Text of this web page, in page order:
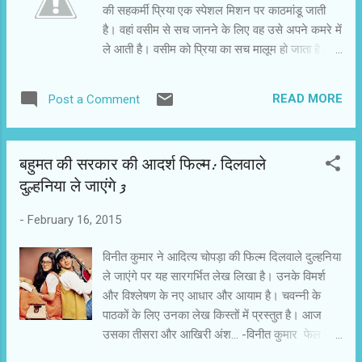
उससे मुझ पर पड़े असर के न जाने कितने पन्ने फड़फडाने
लगे। महबूब सी आमद- कनखियों से इधर-उधर देखता,
छुपते-छुपाते, सहमते हुए डरते...
की सहकर्मी प्रिया एक स्पेशल मिशन पर काठमांडू जाती
है। वहां वसीम से सच जानने के लिए वह उसे अपने कमरे में
ले आती है। वसीम को प्रिया का सच मालूम हो जाता है।
करती है। हिंदी फिल्मों में ऐसा कम होता है। ज्यादातर
फिल्मों में स्त्री पात्र पुरुषों के हाथों बचायी जाती हैं। तापसी
सीन करते समय यह खयाल आया था कि इसे ऐसी सराहना
मिलेगी? 0 यह उम्मीद तो थी कि सराहना मिलेगी। फिल्म में
पर लोग तालियां और सीटियां मारेंगे। टिप्पणियां करेंगे। यह
कोई इशारा किया था कि सीन का जबरदस्त इंपैक्ट होगा? 0
नीरज पाण्डेय अधिक बात करने में विश्वास नहीं करते।
उन्होंने यही कहा था कि रियल लगना चाहिए। दर्शकों को
यकीन हो कि लडक़ी ने खुद से...
Post a Comment READ MORE
बहुमत की सरकार की आदर्श फिल्म: दिलवाले
दुल्हनिया ले जाएंगे 3
- February 16, 2015
विनीत कुमार ने आदित्‍य चोपड़ा की फिल्‍म दिलवाले दुल्‍हनिया
ले जाएंगे पर यह सारगर्भित लेख लिखा है। उनके विमर्श
और विश्‍लेषण के नए आधार और आयाम है। चवन्‍नी के
पाठकों के लिए उनका लेख किस्‍तों में प्रस्‍तुत है। आज
उसका तीसरा और आखिरी अंश... -विनीत कुमार फेल होना